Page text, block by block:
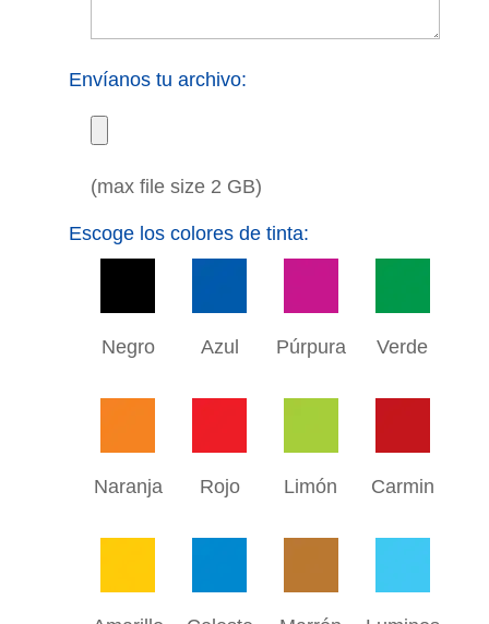
Envíanos tu archivo:
(max file size 2 GB)
Escoge los colores de tinta:
Negro Azul Púrpura Verde
Naranja Rojo Limón Carmin